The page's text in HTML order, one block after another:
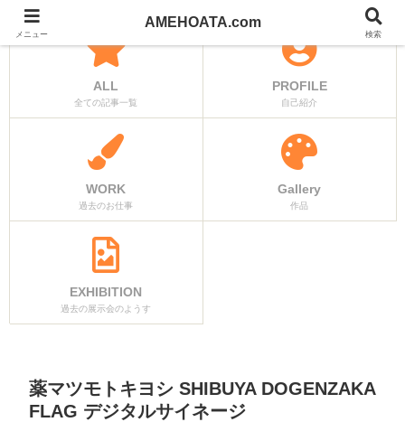
ALL
全ての記事一覧
PROFILE
自己紹介
WORK
過去のお仕事
Gallery
作品
EXHIBITION
過去の展示会のようす
薬マツモトキヨシ SHIBUYA DOGENZAKA
FLAG デジタルサイネージ
メニュー
AMEHOATA.com
検索